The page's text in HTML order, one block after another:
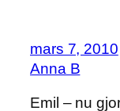
mars 7, 2010
Anna B
Emil – nu